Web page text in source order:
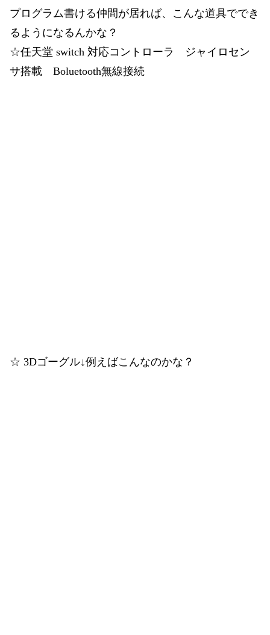
プログラム書ける仲間が居れば、こんな道具ででき
るようになるんかな？
☆任天堂 switch 対応コントローラ ジャイロセン
サ搭載 Boluetooth無線接続
☆ 3Dゴーグル↓例えばこんなのかな？